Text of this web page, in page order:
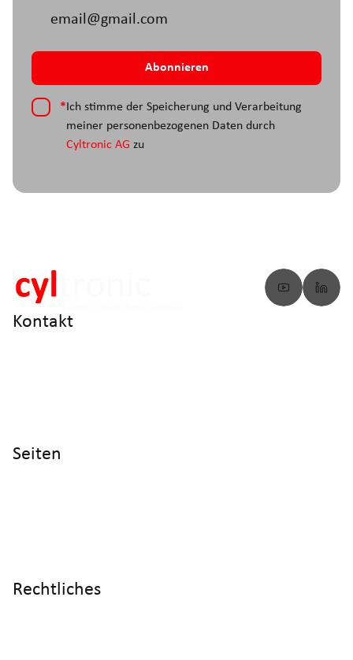
*Ich stimme der Speicherung und Verarbeitung
meiner personenbezogenen Daten durch
Cyltronic AG zu
Kontakt
Seiten
Rechtliches